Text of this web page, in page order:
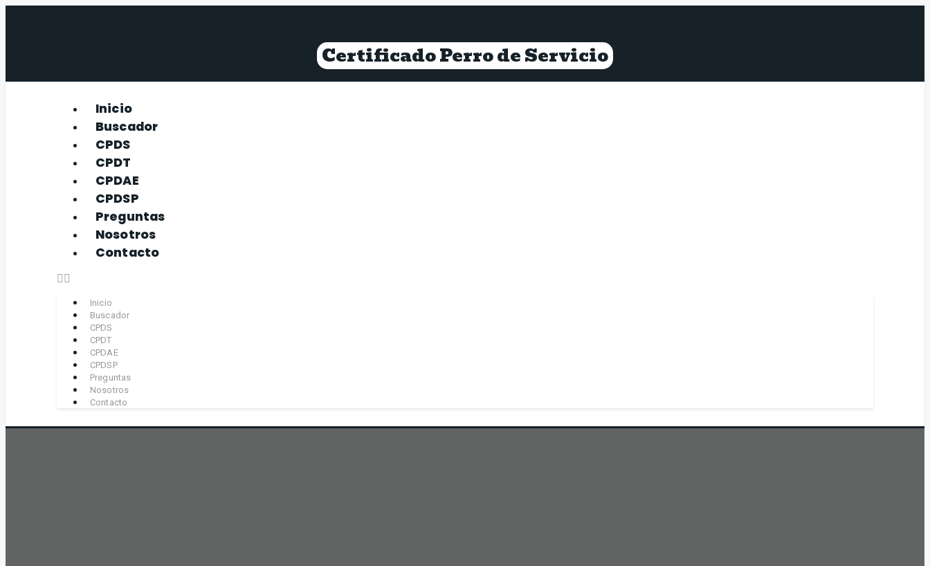
Certificado Perro de Servicio
Inicio
Buscador
CPDS
CPDT
CPDAE
CPDSP
Preguntas
Nosotros
Contacto
Inicio
Buscador
CPDS
CPDT
CPDAE
CPDSP
Preguntas
Nosotros
Contacto